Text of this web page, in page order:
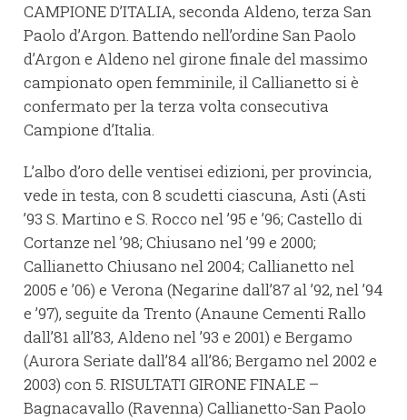
CAMPIONE D’ITALIA, seconda Aldeno, terza San
Paolo d’Argon. Battendo nell’ordine San Paolo
d’Argon e Aldeno nel girone finale del massimo
campionato open femminile, il Callianetto si è
confermato per la terza volta consecutiva
Campione d’Italia.
L’albo d’oro delle ventisei edizioni, per provincia,
vede in testa, con 8 scudetti ciascuna, Asti (Asti
’93 S. Martino e S. Rocco nel ’95 e ’96; Castello di
Cortanze nel ’98; Chiusano nel ’99 e 2000;
Callianetto Chiusano nel 2004; Callianetto nel
2005 e ’06) e Verona (Negarine dall’87 al ’92, nel ’94
e ’97), seguite da Trento (Anaune Cementi Rallo
dall’81 all’83, Aldeno nel ’93 e 2001) e Bergamo
(Aurora Seriate dall’84 all’86; Bergamo nel 2002 e
2003) con 5. RISULTATI GIRONE FINALE –
Bagnacavallo (Ravenna) Callianetto-San Paolo